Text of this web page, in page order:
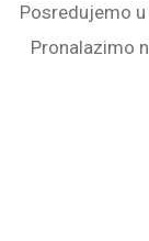
Posredujemo
Pronalazimo